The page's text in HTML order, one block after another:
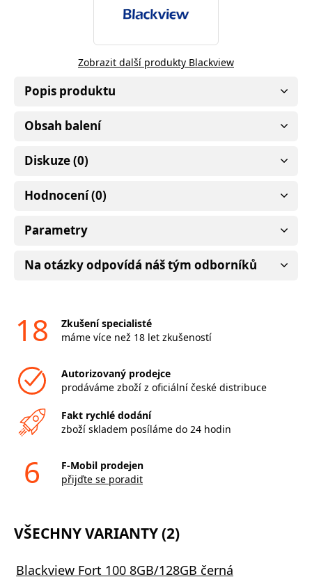
Zobrazit další produkty Blackview
Popis produktu
Obsah balení
Diskuze (0)
Hodnocení (0)
Parametry
Na otázky odpovídá náš tým odborníků
18
Zkušení specialisté
máme více než 18 let zkušeností
Autorizovaný prodejce
prodáváme zboží z oficiální české distribuce
Fakt rychlé dodání
zboží skladem posíláme do 24 hodin
6
F-Mobil prodejen
přijďte se poradit
VŠECHNY VARIANTY (2)
Blackview Fort 100 8GB/128GB černá